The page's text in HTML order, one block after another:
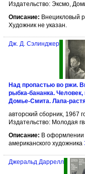
Издательство: Эксмо,
Описание: Внецикловый
Художник не указан.
Дж. Д. Сэлинджер
Над пропастью во ржи.
рыбка-бананка.
Домье-Смита. Лапа-
авторский сборник, 1967
Издательство: Молодая
Описание: В оформлении
американского художника
Джеральд Даррелл